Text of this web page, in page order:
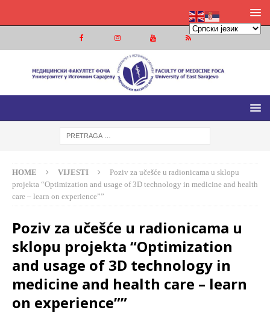
MEDICINSKI FAKULTET FOČA
MEDICINSKI FAKULTET UNIVERZITETA U ISTOČNOM
HOME VIJESTI
Poziv za učešće u radionicama u sklopu
projekta “Optimization and usage of 3D technology in medicine and health
care – learn on experience””
Poziv za učešće u radionicama u
sklopu projekta “Optimization
and usage of 3D technology in
medicine and health care – learn
on experience””